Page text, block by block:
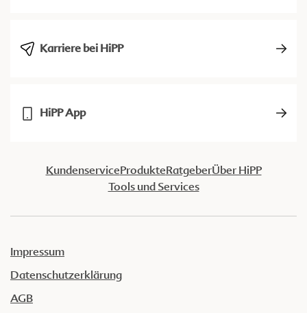
Karriere bei HiPP
HiPP App
KundenserviceProdukteRatgeberÜber HiPP
Tools und Services
Impressum
Datenschutzerklärung
AGB